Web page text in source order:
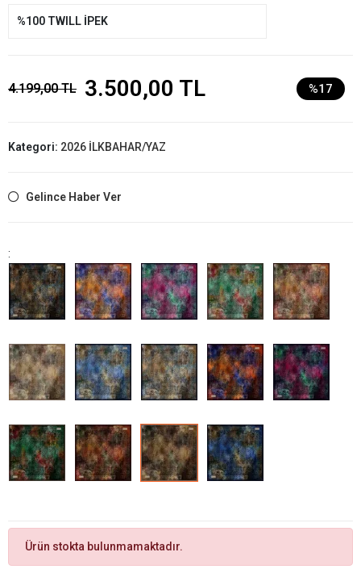
%100 TWILL İPEK
4.199,00 TL 3.500,00 TL %17
Kategori: 2026 İLKBAHAR/YAZ
Gelince Haber Ver
:
Ürün stokta bulunmamaktadır.